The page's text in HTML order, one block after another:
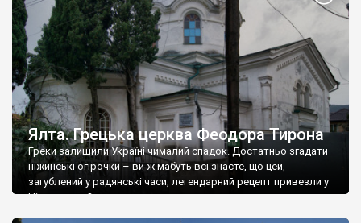
Ялта. Грецька церква Феодора Тирона
Греки залишили Україні чималий спадок. Достатньо згадати
ніжинські огірочки – ви ж мабуть всі знаєте, що цей,
загублений у радянські часи, легендарний рецепт привезли у
Ніжин греки?